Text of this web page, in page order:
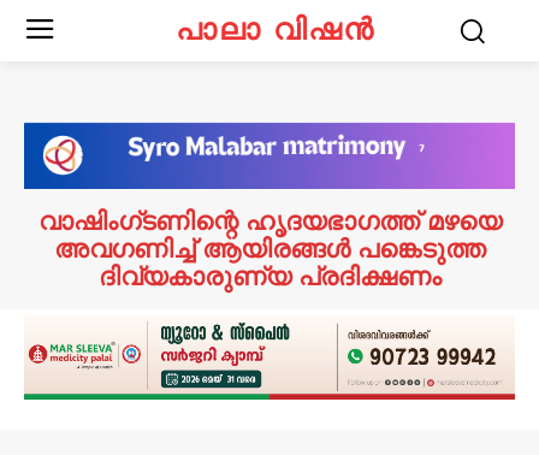
പാലാ വിഷൻ
വാഷിംഗ്ടണിന്റെ ഹൃദയഭാഗത്ത് മഴയെ
അവഗണിച്ച് ആയിരങ്ങള്‍ പങ്കെടുത്ത
ദിവ്യകാരുണ്യ പ്രദിക്ഷണം